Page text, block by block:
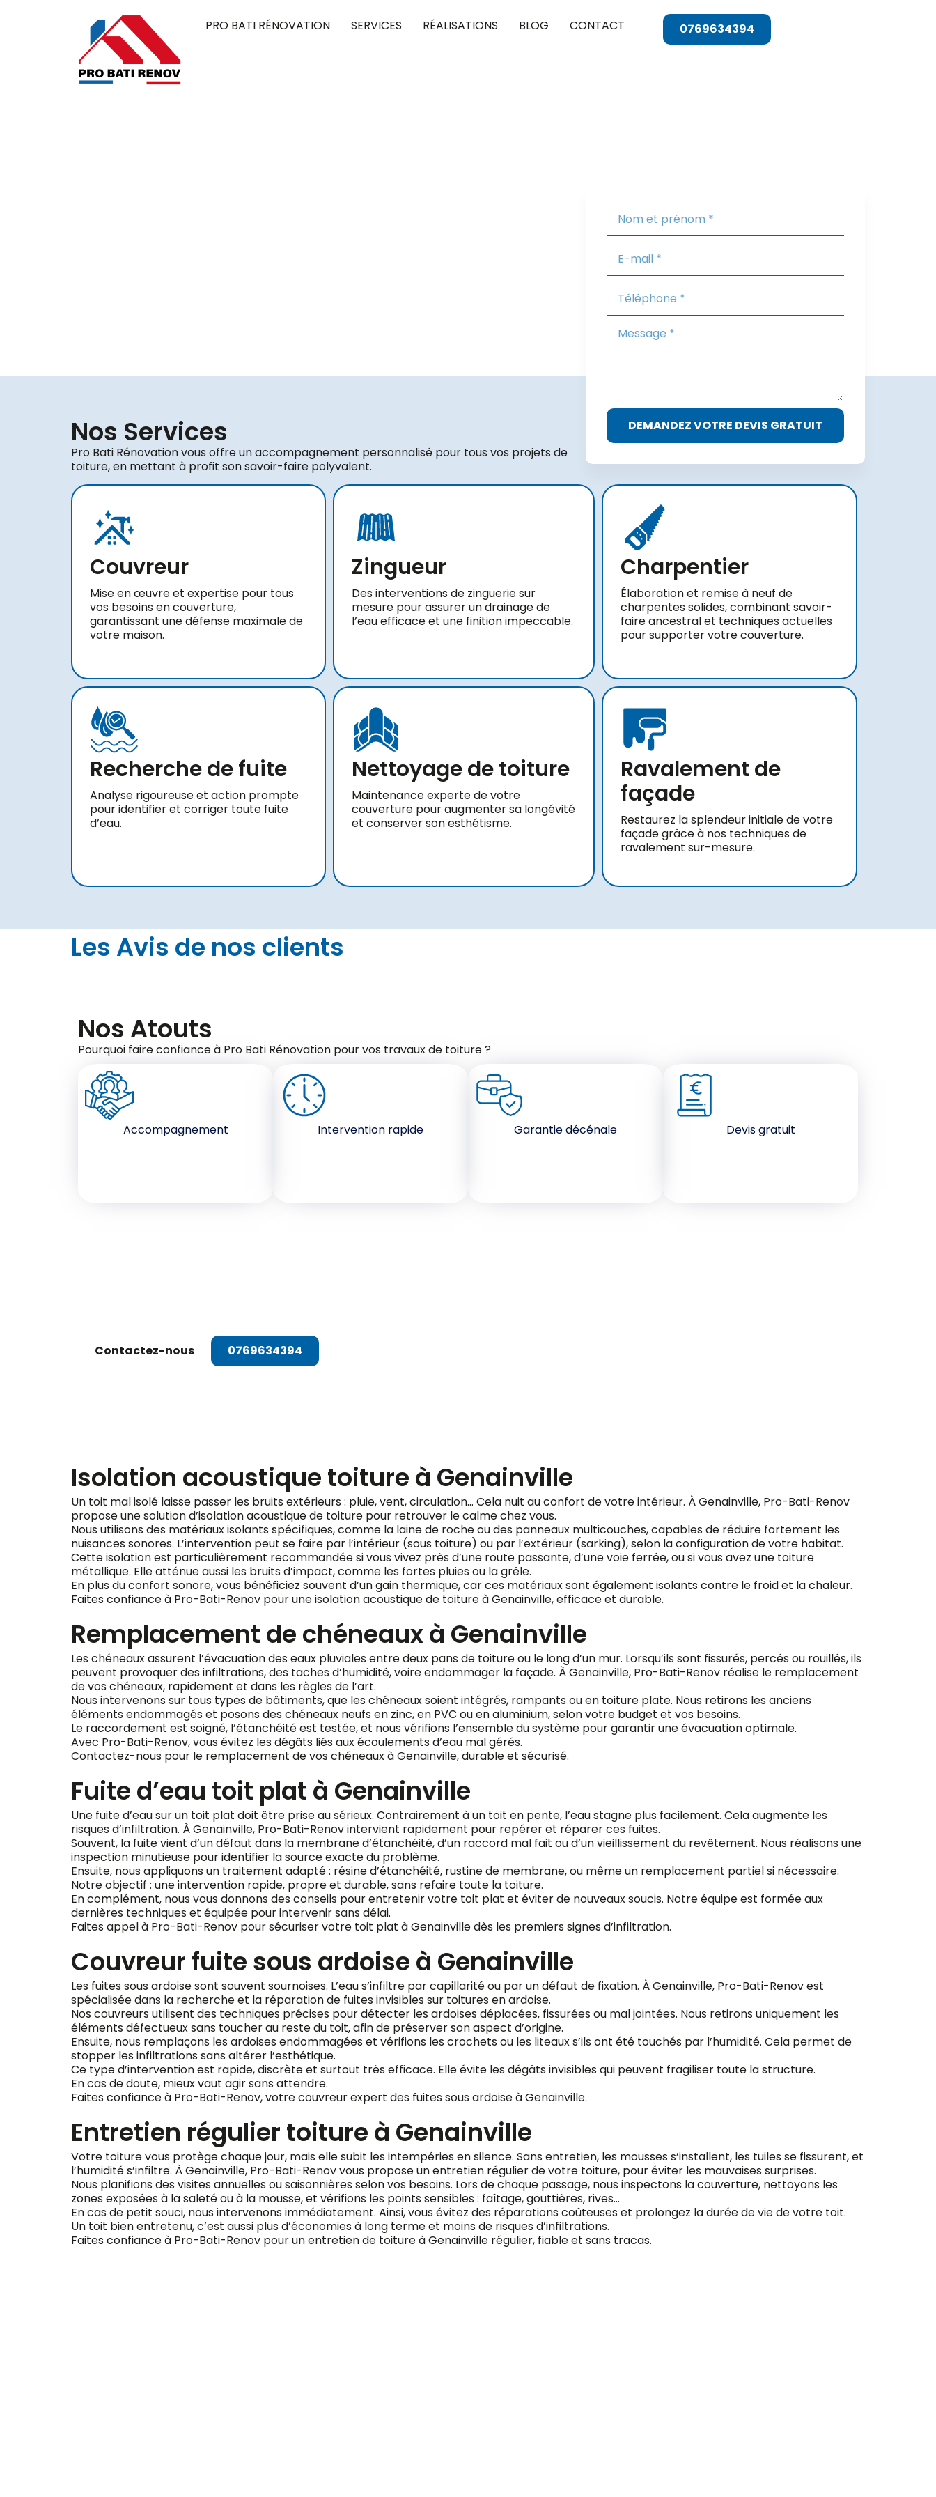
PRO BATI RÉNOVATION SERVICES RÉALISATIONS BLOG CONTACT 0769634394
DEMANDEZ VOTRE DEVIS GRATUIT
Nos Services
Pro Bati Rénovation vous offre un accompagnement personnalisé pour tous vos projets de
toiture, en mettant à profit son savoir-faire polyvalent.
Couvreur
Mise en œuvre et expertise pour tous
vos besoins en couverture,
garantissant une défense maximale de
votre maison.
Zingueur
Des interventions de zinguerie sur
mesure pour assurer un drainage de
l’eau efficace et une finition impeccable.
Charpentier
Élaboration et remise à neuf de
charpentes solides, combinant savoir-
faire ancestral et techniques actuelles
pour supporter votre couverture.
Recherche de fuite
Analyse rigoureuse et action prompte
pour identifier et corriger toute fuite
d’eau.
Nettoyage de toiture
Maintenance experte de votre
couverture pour augmenter sa longévité
et conserver son esthétisme.
Ravalement de
façade
Restaurez la splendeur initiale de votre
façade grâce à nos techniques de
ravalement sur-mesure.
Les Avis de nos clients
Nos Atouts
Pourquoi faire confiance à Pro Bati Rénovation pour vos travaux de toiture ?
Accompagnement Intervention rapide Garantie décénale Devis gratuit
Contactez-nous 0769634394
Isolation acoustique toiture à Genainville
Un toit mal isolé laisse passer les bruits extérieurs : pluie, vent, circulation… Cela nuit au confort de votre intérieur. À Genainville, Pro-Bati-Renov
propose une solution d’isolation acoustique de toiture pour retrouver le calme chez vous.
Nous utilisons des matériaux isolants spécifiques, comme la laine de roche ou des panneaux multicouches, capables de réduire fortement les
nuisances sonores. L’intervention peut se faire par l’intérieur (sous toiture) ou par l’extérieur (sarking), selon la configuration de votre habitat.
Cette isolation est particulièrement recommandée si vous vivez près d’une route passante, d’une voie ferrée, ou si vous avez une toiture
métallique. Elle atténue aussi les bruits d’impact, comme les fortes pluies ou la grêle.
En plus du confort sonore, vous bénéficiez souvent d’un gain thermique, car ces matériaux sont également isolants contre le froid et la chaleur.
Faites confiance à Pro-Bati-Renov pour une isolation acoustique de toiture à Genainville, efficace et durable.
Remplacement de chéneaux à Genainville
Les chéneaux assurent l’évacuation des eaux pluviales entre deux pans de toiture ou le long d’un mur. Lorsqu’ils sont fissurés, percés ou rouillés, ils
peuvent provoquer des infiltrations, des taches d’humidité, voire endommager la façade. À Genainville, Pro-Bati-Renov réalise le remplacement
de vos chéneaux, rapidement et dans les règles de l’art.
Nous intervenons sur tous types de bâtiments, que les chéneaux soient intégrés, rampants ou en toiture plate. Nous retirons les anciens
éléments endommagés et posons des chéneaux neufs en zinc, en PVC ou en aluminium, selon votre budget et vos besoins.
Le raccordement est soigné, l’étanchéité est testée, et nous vérifions l’ensemble du système pour garantir une évacuation optimale.
Avec Pro-Bati-Renov, vous évitez les dégâts liés aux écoulements d’eau mal gérés.
Contactez-nous pour le remplacement de vos chéneaux à Genainville, durable et sécurisé.
Fuite d’eau toit plat à Genainville
Une fuite d’eau sur un toit plat doit être prise au sérieux. Contrairement à un toit en pente, l’eau stagne plus facilement. Cela augmente les
risques d’infiltration. À Genainville, Pro-Bati-Renov intervient rapidement pour repérer et réparer ces fuites.
Souvent, la fuite vient d’un défaut dans la membrane d’étanchéité, d’un raccord mal fait ou d’un vieillissement du revêtement. Nous réalisons une
inspection minutieuse pour identifier la source exacte du problème.
Ensuite, nous appliquons un traitement adapté : résine d’étanchéité, rustine de membrane, ou même un remplacement partiel si nécessaire.
Notre objectif : une intervention rapide, propre et durable, sans refaire toute la toiture.
En complément, nous vous donnons des conseils pour entretenir votre toit plat et éviter de nouveaux soucis. Notre équipe est formée aux
dernières techniques et équipée pour intervenir sans délai.
Faites appel à Pro-Bati-Renov pour sécuriser votre toit plat à Genainville dès les premiers signes d’infiltration.
Couvreur fuite sous ardoise à Genainville
Les fuites sous ardoise sont souvent sournoises. L’eau s’infiltre par capillarité ou par un défaut de fixation. À Genainville, Pro-Bati-Renov est
spécialisée dans la recherche et la réparation de fuites invisibles sur toitures en ardoise.
Nos couvreurs utilisent des techniques précises pour détecter les ardoises déplacées, fissurées ou mal jointées. Nous retirons uniquement les
éléments défectueux sans toucher au reste du toit, afin de préserver son aspect d’origine.
Ensuite, nous remplaçons les ardoises endommagées et vérifions les crochets ou les liteaux s’ils ont été touchés par l’humidité. Cela permet de
stopper les infiltrations sans altérer l’esthétique.
Ce type d’intervention est rapide, discrète et surtout très efficace. Elle évite les dégâts invisibles qui peuvent fragiliser toute la structure.
En cas de doute, mieux vaut agir sans attendre.
Faites confiance à Pro-Bati-Renov, votre couvreur expert des fuites sous ardoise à Genainville.
Entretien régulier toiture à Genainville
Votre toiture vous protège chaque jour, mais elle subit les intempéries en silence. Sans entretien, les mousses s’installent, les tuiles se fissurent, et
l’humidité s’infiltre. À Genainville, Pro-Bati-Renov vous propose un entretien régulier de votre toiture, pour éviter les mauvaises surprises.
Nous planifions des visites annuelles ou saisonnières selon vos besoins. Lors de chaque passage, nous inspectons la couverture, nettoyons les
zones exposées à la saleté ou à la mousse, et vérifions les points sensibles : faîtage, gouttières, rives…
En cas de petit souci, nous intervenons immédiatement. Ainsi, vous évitez des réparations coûteuses et prolongez la durée de vie de votre toit.
Un toit bien entretenu, c’est aussi plus d’économies à long terme et moins de risques d’infiltrations.
Faites confiance à Pro-Bati-Renov pour un entretien de toiture à Genainville régulier, fiable et sans tracas.